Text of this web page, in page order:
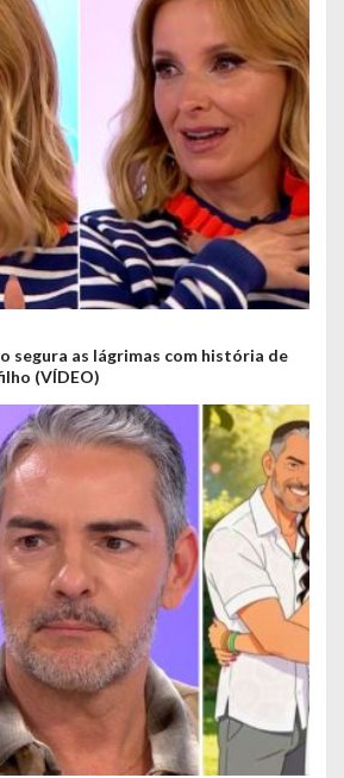
segura as lágrimas com história de
(VÍDEO)